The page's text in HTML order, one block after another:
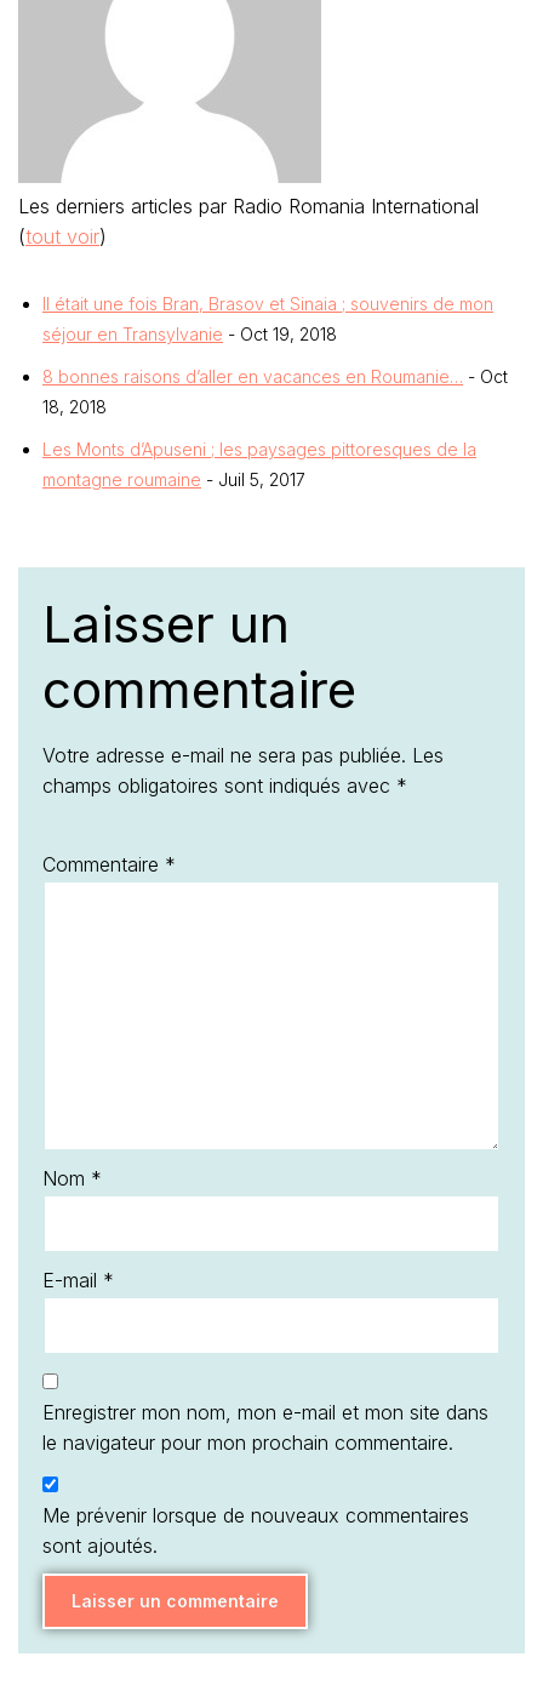
Les derniers articles par Radio Romania International
(tout voir)
Il était une fois Bran, Brasov et Sinaia ; souvenirs de mon
séjour en Transylvanie - Oct 19, 2018
8 bonnes raisons d’aller en vacances en Roumanie… - Oct
18, 2018
Les Monts d’Apuseni ; les paysages pittoresques de la
montagne roumaine - Juil 5, 2017
Laisser un
commentaire
Votre adresse e-mail ne sera pas publiée. Les
champs obligatoires sont indiqués avec *
Commentaire *
Nom *
E-mail *
Enregistrer mon nom, mon e-mail et mon site dans
le navigateur pour mon prochain commentaire.
Me prévenir lorsque de nouveaux commentaires
sont ajoutés.